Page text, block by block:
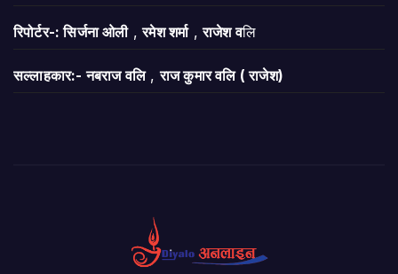
रिपोर्टर-: सिर्जना ओली,रमेश शर्मा,राजेश वलि
सल्लाहकार:- नबराज वलि,राज कुमार वलि ( राजेश)